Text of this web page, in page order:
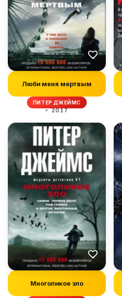
Люби меня мертвым
ПИТЕР ДЖЕЙМС
2017
Многоликое зло